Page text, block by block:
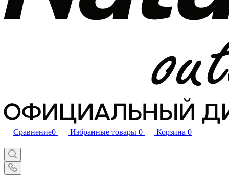
Сравнение0 Избранные товары 0 Корзина 0